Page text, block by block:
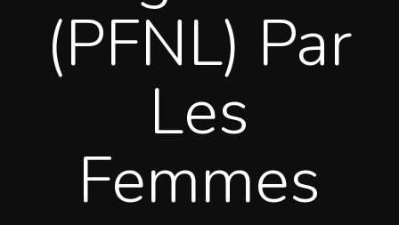
(PFNL) Par
Les
Femmes